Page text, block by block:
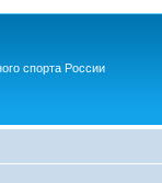
спорта России